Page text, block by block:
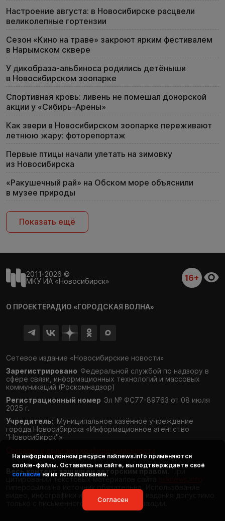
Настроение августа: в Новосибирске расцвели
великолепные гортензии
Сезон «Кино на траве» закроют ярким фестивалем
в Нарымском сквере
У дикобраза-альбиноса родились детёныши
в Новосибирском зоопарке
Спортивная кровь: ливень не помешал донорской
акции у «Сибирь-Арены»
Как звери в Новосибирском зоопарке переживают
летнюю жару: фоторепортаж
Первые птицы начали улетать на зимовку
из Новосибирска
«Ракушечный рай» на Обском море объяснили
в музее природы
Показать ещё
2011-2026 ©
МКУ ИА «Новосибирск»
16+
О ПРОЕКТЕРАДИО «ГОРОДСКАЯ ВОЛНА»
Сетевое издание «Новосибирские новости»
Зарегистрировано Федеральной службой по надзору в
сфере связи, информационных технологий и массовых
коммуникаций (Роскомнадзор)
Регистрационный номер Эл № ФС77-89763 от 08 июля
2025 г.
Учредитель: Муниципальное казённое учреждение
города Новосибирска «Информационное агентство
"Новосибирск"»
Весь контент защищён авторским правом. При
цитировании текстовых материалов сайта
гиперссылка на источник обязательна. Использование
видео, инфографики и фотоматериалов издания допустимо
только с письменного разрешения редакции.
На информационном ресурсе nsknews.info применяются
cookie-файлы. Оставаясь на сайте, вы подтверждаете своё
согласие на их использование.
Согласен